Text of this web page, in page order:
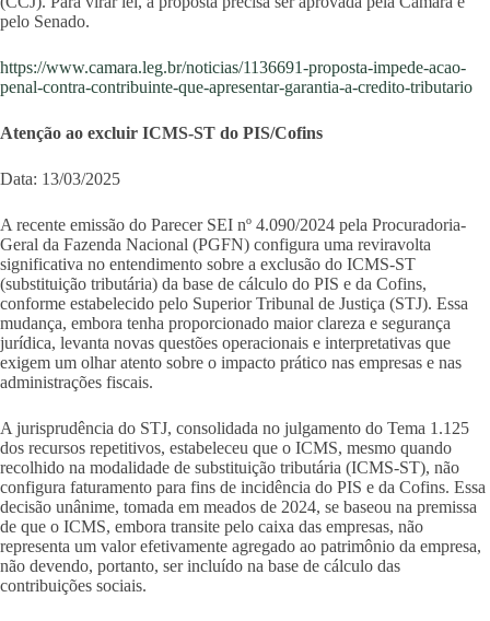
pelo Senado.
https://www.camara.leg.br/noticias/1136691-proposta-impede-acao-
penal-contra-contribuinte-que-apresentar-garantia-a-credito-tributario
Atenção ao excluir ICMS-ST do PIS/Cofins
Data: 13/03/2025
A recente emissão do Parecer SEI nº 4.090/2024 pela Procuradoria-
Geral da Fazenda Nacional (PGFN) configura uma reviravolta
significativa no entendimento sobre a exclusão do ICMS-ST
(substituição tributária) da base de cálculo do PIS e da Cofins,
conforme estabelecido pelo Superior Tribunal de Justiça (STJ). Essa
mudança, embora tenha proporcionado maior clareza e segurança
jurídica, levanta novas questões operacionais e interpretativas que
exigem um olhar atento sobre o impacto prático nas empresas e nas
administrações fiscais.
A jurisprudência do STJ, consolidada no julgamento do Tema 1.125
dos recursos repetitivos, estabeleceu que o ICMS, mesmo quando
recolhido na modalidade de substituição tributária (ICMS-ST), não
configura faturamento para fins de incidência do PIS e da Cofins. Essa
decisão unânime, tomada em meados de 2024, se baseou na premissa
de que o ICMS, embora transite pelo caixa das empresas, não
representa um valor efetivamente agregado ao patrimônio da empresa,
não devendo, portanto, ser incluído na base de cálculo das
contribuições sociais.